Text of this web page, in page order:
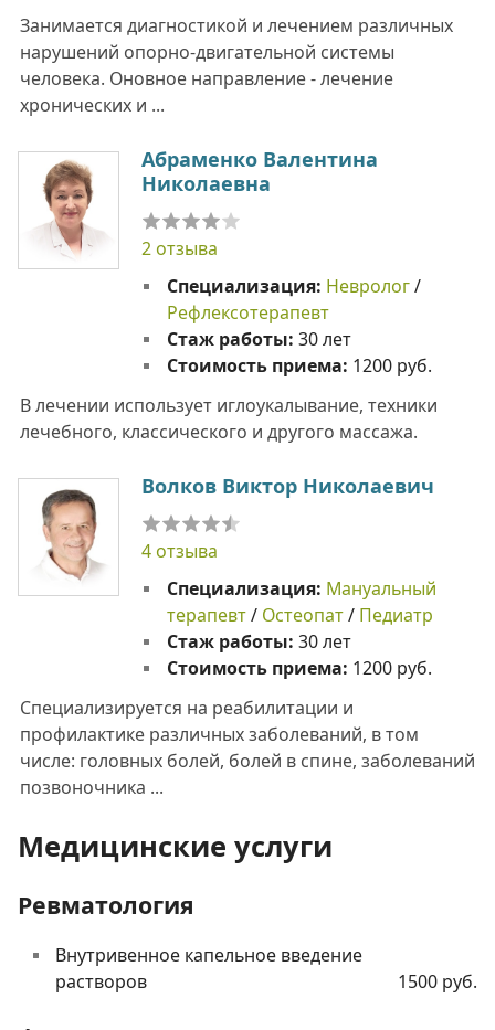
Занимается диагностикой и лечением различных
нарушений опорно-двигательной системы
человека. Оновное направление - лечение
хронических и ...
Абраменко Валентина
Николаевна
2 отзыва
Специализация: Невролог/
Рефлексотерапевт
Стаж работы: 30 лет
Стоимость приема: 1200 руб.
В лечении использует иглоукалывание, техники
лечебного, классического и другого массажа.
Волков Виктор Николаевич
4 отзыва
Специализация: Мануальный
терапевт/ Остеопат/ Педиатр
Стаж работы: 30 лет
Стоимость приема: 1200 руб.
Специализируется на реабилитации и
профилактике различных заболеваний, в том
числе: головных болей, болей в спине, заболеваний
позвоночника ...
Медицинские услуги
Ревматология
Внутривенное капельное введение
растворов
1500 руб.